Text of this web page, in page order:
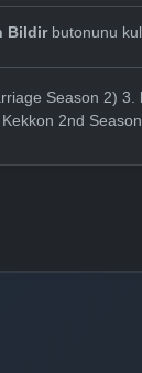
Bildirbutonunu
Season 2) 3.
2nd